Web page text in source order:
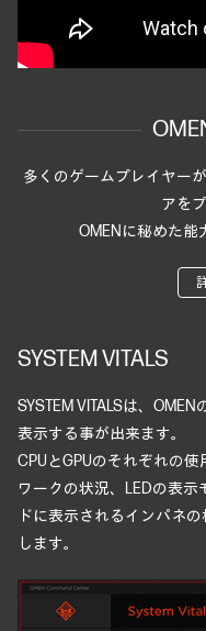
多くのゲームプレイヤー
アを
OMENに秘めた能
SYSTEM VITALS
SYSTEM VITALSは、
表示する事が出来ます。
CPUとGPUのそれぞれの
ワークの状況、LEDの表
ドに表示されるインパネ
します。